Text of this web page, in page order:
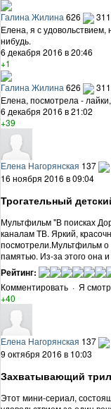
Галина Жилина626
Елена, я с
нибудь.
6 декабря 2016 в 20:46
+1
Галина Жилина 626
Елена, посмотрела -
6 декабря 2016 в 21:02
+39
Елена Нагорянская 137
16 ноября 2016 в 09:04
Трогательный
Мультфильм "В поисках
каналам ТВ. Яркий,
посмотрели.Мультфильм о
памятью. Из-за этого она
Рейтинг:
Комментировать · Я
+40
Елена Нагорянская 137
9 октября 2016 в 10:03
Захватывающий
Этот мини-сериал,